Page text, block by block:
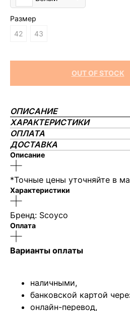
Размер
42
43
OUT OF STOCK
ОПИСАНИЕ
ХАРАКТЕРИСТИКИ
ОПЛАТА
ДОСТАВКА
Описание
*Точные цены уточняйте в
Характеристики
Бренд: Scoyco
Оплата
Варианты оплаты
наличными,
банковской картой
онлайн-перевод,